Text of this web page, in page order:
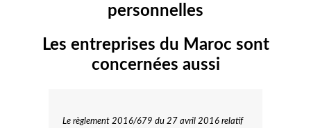
personnelles
Les entreprises du Maroc sont
concernées aussi
Le règlement 2016/679 du 27 avril 2016 relatif